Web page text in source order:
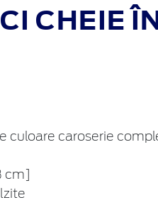
CHEIE
culoare caroserie
cm]